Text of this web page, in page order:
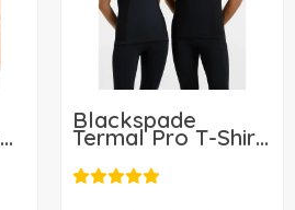
Blackspade
Termal Pro T-Shirt
9570 98,00 USD